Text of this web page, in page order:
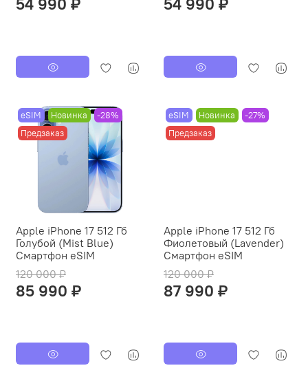
eSIM Новинка
-28%
Предзаказ
Apple iPhone 17 512 Гб
Голубой (Mist Blue)
Смартфон eSIM
120 000 ₽
85 990 ₽
eSIM Новинка
-27%
Предзаказ
Apple iPhone 17 512 Гб
Фиолетовый (Lavender)
Смартфон eSIM
120 000 ₽
87 990 ₽